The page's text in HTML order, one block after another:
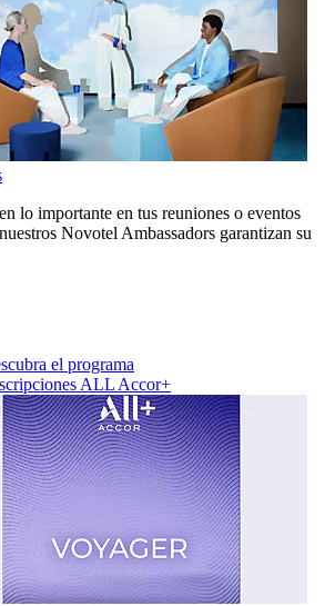
lo importante en tus reuniones o eventos
Novotel Ambassadors garantizan su
el programa
ALL Accor+